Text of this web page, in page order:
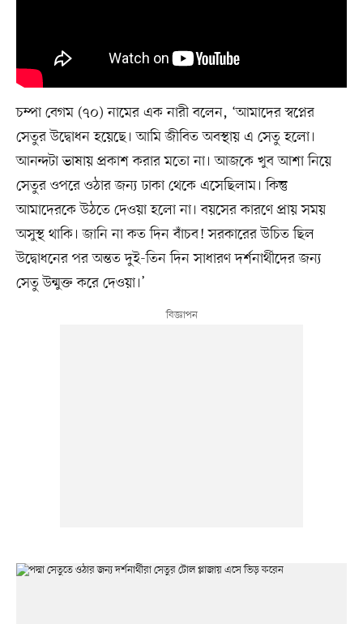
চম্পা বেগম (৭০) নামের এক নারী বলেন, ‘আমাদের স্বপ্নের
সেতুর উদ্বোধন হয়েছে। আমি জীবিত অবস্থায় এ সেতু হলো।
আনন্দটা ভাষায় প্রকাশ করার মতো না। আজকে খুব আশা নিয়ে
সেতুর ওপরে ওঠার জন্য ঢাকা থেকে এসেছিলাম। কিন্তু
আমাদেরকে উঠতে দেওয়া হলো না। বয়সের কারণে প্রায় সময়
অসুস্থ থাকি। জানি না কত দিন বাঁচব! সরকারের উচিত ছিল
উদ্বোধনের পর অন্তত দুই-তিন দিন সাধারণ দর্শনার্থীদের জন্য
সেতু উন্মুক্ত করে দেওয়া।’